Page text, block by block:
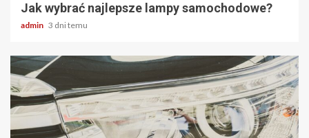
Jak wybrać najlepsze lampy samochodowe?
admin 3 dni temu